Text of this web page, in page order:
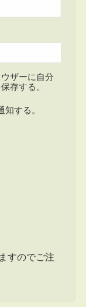
ザーに自分
存する。
する。
すのでご注